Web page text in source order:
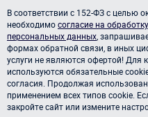
В соответствии с 152-ФЗ с целью
необходимосогласие на обработку
персональных данных ,
формах обратной связи, в иных
услуги не являются офертой! Для
используются обязательные
согласия. Продолжая
применением всех типов cookie.
закройте сайт или измените